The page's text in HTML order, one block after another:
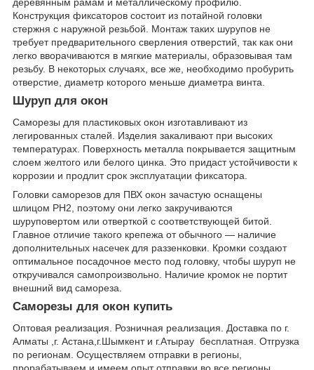
деревянным рамам и металлическому профилю.
Конструкция фиксаторов состоит из потайной головки
стержня с наружной резьбой. Монтаж таких шурупов не
требует предварительного сверления отверстий, так как они
легко вворачиваются в мягкие материалы, образовывая там
резьбу. В некоторых случаях, все же, необходимо пробурить
отверстие, диаметр которого меньше диаметра винта.
Шуруп для окон
Саморезы для пластиковых окон изготавливают из
легированных сталей. Изделия закаливают при высоких
температурах. Поверхность металла покрывается защитным
слоем желтого или белого цинка. Это придаст устойчивости к
коррозии и продлит срок эксплуатации фиксатора.
Головки саморезов для ПВХ окон зачастую оснащены
шлицом PH2, поэтому они легко закручиваются
шуруповертом или отверткой с соответствующей битой.
Главное отличие такого крепежа от обычного — наличие
дополнительных насечек для раззенковки. Кромки создают
оптимальное посадочное место под головку, чтобы шуруп не
откручивался самопроизвольно. Наличие кромок не портит
внешний вид самореза.
Саморезы для окон купить
Оптовая реализация. Розничная реализация. Доставка по г.
Алматы ,г. Астана,г.Шымкент и г.Атырау бесплатная. Отгрузка
по регионам. Осуществляем отправки в регионы,